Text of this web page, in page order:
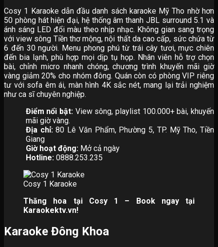
Cosy 1 Karaoke dẫn đầu danh sách karaoke Mỹ Tho nhờ hơn
50 phòng hát hiện đại, hệ thống âm thanh JBL surround 5.1 và
ánh sáng LED đổi màu theo nhịp nhạc. Không gian sang trọng
với view sông Tiền thơ mộng, nội thất da cao cấp, sức chứa từ
6 đến 30 người. Menu phong phú từ trái cây tươi, mực chiên
đến bia lạnh, phù hợp mọi dịp tụ họp. Nhân viên hỗ trợ chọn
bài, chỉnh micro nhanh chóng, chương trình khuyến mãi giờ
vàng giảm 20% cho nhóm đông. Quán còn có phòng VIP riêng
tư với sofa êm ái, màn hình 4K sắc nét, mang lại trải nghiệm
như ca sĩ chuyên nghiệp.
Điểm nổi bật: View sông, playlist 100.000+ bài, khuyến
mãi giờ vàng.
Địa chỉ:80 Lê Văn Phẩm, Phường 5, TP. Mỹ Tho, Tiền
Giang
Giờ hoạt động:Mở cả ngày
Hotline:0888.253.235
Cosy 1 Karaoke
Thăng hoa tại Cosy 1 – Book ngay tại
Karaokektv.vn!
Karaoke Đông Khoa